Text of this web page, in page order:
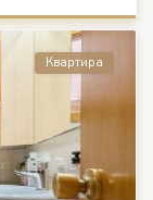
Квартира